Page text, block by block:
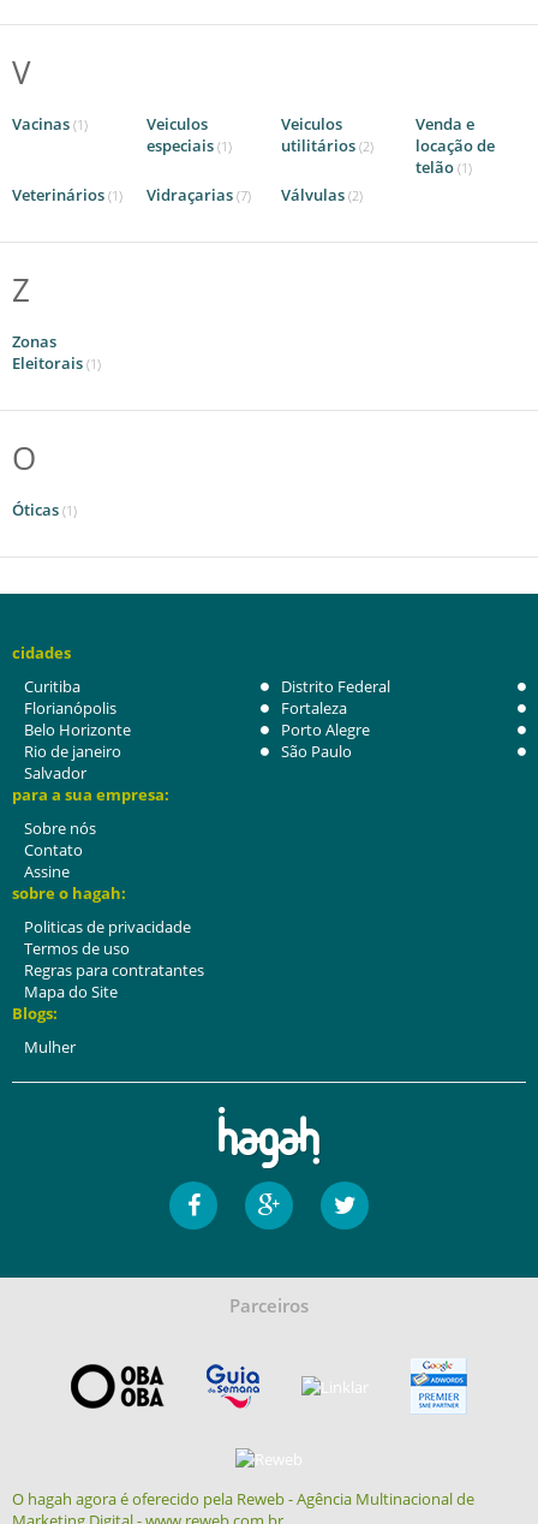
V
Vacinas (1)
Veiculos
especiais (1)
Veiculos
utilitários (2)
Venda e
locação de
telão (1)
Veterinários (1) Vidraçarias (7) Válvulas (2)
Z
Zonas
Eleitorais (1)
O
Óticas (1)
cidades
Curitiba
Distrito Federal
Florianópolis
Fortaleza
Belo Horizonte
Porto Alegre
Rio de janeiro
São Paulo
Salvador
para a sua empresa:
Sobre nós
Contato
Assine
sobre o hagah:
Politicas de privacidade
Termos de uso
Regras para contratantes
Mapa do Site
Blogs:
Mulher
Parceiros
O hagah agora é oferecido pela Reweb - Agência Multinacional de